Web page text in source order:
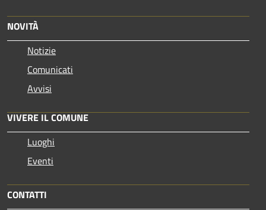
NOVITÀ
Notizie
Comunicati
Avvisi
VIVERE IL COMUNE
Luoghi
Eventi
CONTATTI